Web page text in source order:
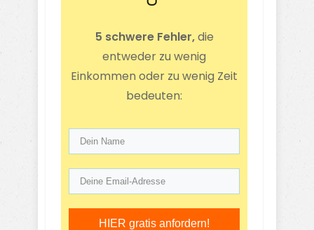
5 schwere Fehler,die
entweder zu wenig
Einkommen oder zu wenig Zeit
bedeuten:
HIER gratis anfordern!